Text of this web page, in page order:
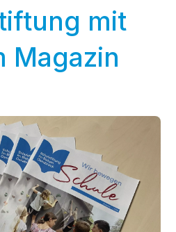
mit
Magazin